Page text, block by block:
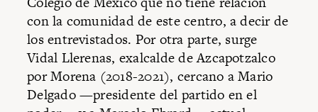
con la comunidad de este centro, a decir de
los entrevistados. Por otra parte, surge
Vidal Llerenas, exalcalde de Azcapotzalco
por Morena (2018-2021), cercano a Mario
Delgado —presidente del partido en el